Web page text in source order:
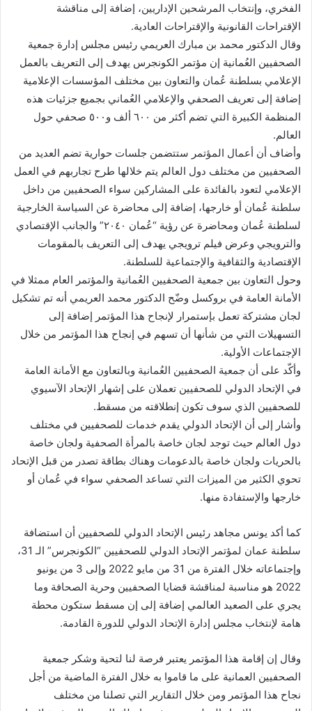
الفخري، وإنتخاب المرشحين الإداريين، إضافة إلى مناقشة
الإقتراحات القانونية والإقتراحات العادية.
وقال الدكتور محمد بن مبارك العريمي رئيس مجلس إدارة جمعية
الصحفيين العُمانية إن مؤتمر الكونجرس يهدف إلى التعريف بالعمل
الإعلامي بسلطنة عُمان والتعاون بين مختلف المؤسسات الإعلامية
إضافة إلى تعريف الصحفي والإعلامي العُماني بجميع جزئيات هذه
المنظمة الكبيرة التي تضم أكثر من ٦٠٠ ألف و٥٠٠ صحفي حول
العالم.
وأضاف أن أعمال المؤتمر ستتضمن جلسات حوارية تضم العديد من
الصحفيين من مختلف دول العالم يتم خلالها طرح تجاربهم في العمل
الإعلامي لتعود بالفائدة على المشاركين سواء الصحفيين من داخل
سلطنة عُمان أو خارجها، إضافة إلى محاضرة عن السياسة الخارجية
لسلطنة عُمان ومحاضرة عن رؤية “عُمان ٢٠٤٠” والجانب الإقتصادي
والترويجي وعرض فيلم ترويجي يهدف إلى التعريف بالمقومات
الإقتصادية والثقافية والإجتماعية للسلطنة.
وحول التعاون بين جمعية الصحفيين العُمانية والمؤتمر العام ممثلا في
الأمانة العامة في بروكسل وضّح الدكتور محمد العريمي أنه تم تشكيل
لجان مشتركة تعمل بإستمرار لإنجاح هذا المؤتمر إضافة إلى
التسهيلات التي من شأنها أن تسهم في إنجاح هذا المؤتمر من خلال
الإجتماعات الأولية.
وأكّد على أن جمعية الصحفيين العُمانية وبالتعاون مع الأمانة العامة
في الإتحاد الدولي للصحفيين تعملان على إشهار الإتحاد الآسيوي
للصحفيين الذي سوف تكون إنطلاقته من مسقط.
وأشار إلى أن الإتحاد الدولي يقدم خدمات للصحفيين في مختلف
دول العالم حيث توجد لجان خاصة بالمرأة الصحفية ولجان خاصة
بالحريات ولجان خاصة بالدعومات وهناك بطاقة تصدر من قبل الإتحاد
تحوي الكثير من الميزات التي تساعد الصحفي سواء في عُمان أو
خارجها والإستفادة منها.
كما أكد يونس مجاهد رئيس الإتحاد الدولي للصحفيين أن استضافة
سلطنة عمان لمؤتمر الإتحاد الدولي للصحفيين “الكونجرس” الـ 31،
وإجتماعاته خلال الفترة من 31 من مايو 2022 وإلى 3 من يونيو
2022 هو مناسبة لمناقشة قضايا الصحفيين وحرية الصحافة وما
يجري على الصعيد العالمي إضافة إلى إن مسقط ستكون محطة
هامة لإنتخاب مجلس إدارة الإتحاد الدولي للدورة القادمة.
وقال إن إقامة هذا المؤتمر يعتبر فرصة لنا لتحية وشكر جمعية
الصحفيين العمانية على ما قاموا به خلال الفترة الماضية من أجل
نجاح هذا المؤتمر ومن خلال التقارير التي تصلنا من مختلف